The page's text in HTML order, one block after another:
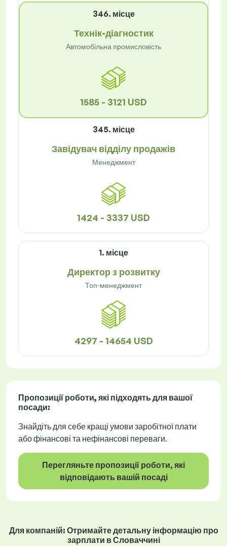
346. місце
Технік-діагностик
Автомобільна промисловість
1585 - 3121 USD
345. місце
Завідувач відділу продажів
Менеджмент
1424 - 3337 USD
1. місце
Директор з розвитку
Топ-менеджмент
4297 - 14654 USD
Пропозиції роботи, які підходять для вашої
посади:
Знайдіть для себе кращі умови заробітної плати
або фінансові та нефінансові переваги.
Перегляньте пропозиції роботи, які
відповідають вашій посаді
Для компаній: Отримайте детальну інформацію про
зарплати в Словаччині